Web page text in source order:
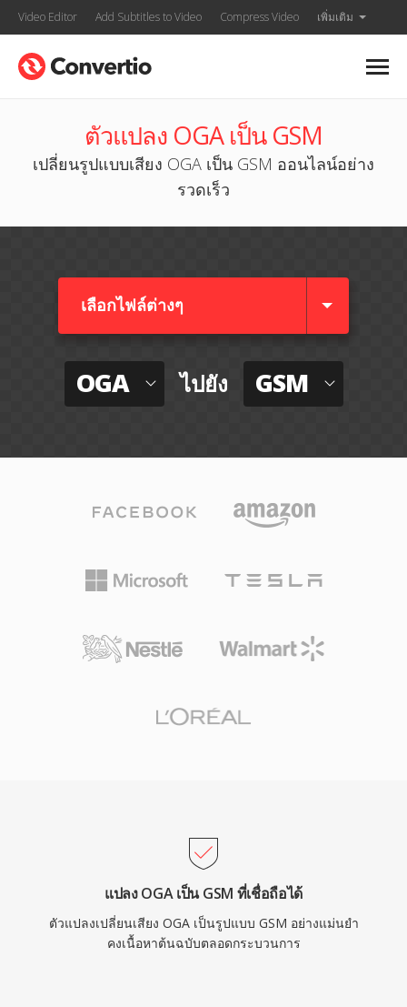
Video Editor Add Subtitles to Video Compress Video เพิ่มเติม
ตัวแปลง OGA เป็น GSM
เปลี่ยนรูปแบบเสียง OGA เป็น GSM ออนไลน์อย่าง
รวดเร็ว
เลือกไฟล์ต่างๆ​
OGA ไปยัง GSM
แปลง OGA เป็น GSM ที่เชื่อถือได้
ตัวแปลงเปลี่ยนเสียง OGA เป็นรูปแบบ GSM อย่างแม่นยำ
คงเนื้อหาต้นฉบับตลอดกระบวนการ